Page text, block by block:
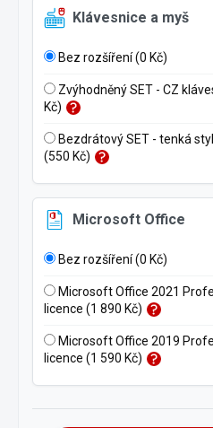
Klávesnice a myš
Bez rozšíření (0 Kč)
Zvýhodněný SET - CZ
Kč)
Bezdrátový SET - tenká
(550 Kč)
Microsoft Office
Bez rozšíření (0 Kč)
Microsoft Office 2021
licence (1 890 Kč)
Microsoft Office 2019
licence (1 590 Kč)